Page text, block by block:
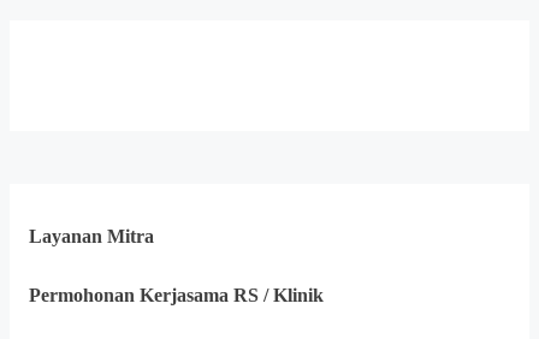
Layanan Mitra
Permohonan Kerjasama RS / Klinik